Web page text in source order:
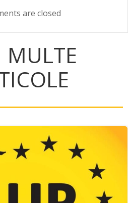
are closed
MULTE